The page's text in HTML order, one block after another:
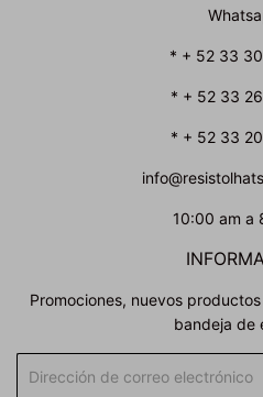
* + 52 33
* + 52 33
* + 52 33
10:00 am a
Promociones, nuevos
bandeja de
electrónico